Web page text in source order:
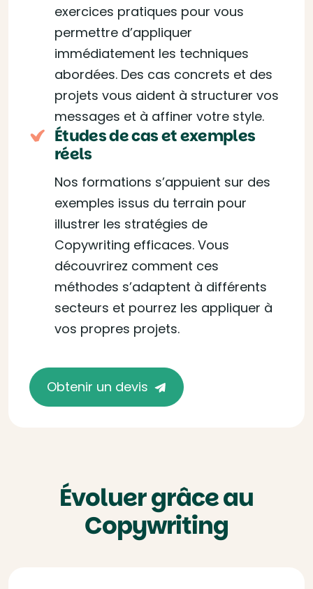
exercices pratiques pour vous
permettre d’appliquer
immédiatement les techniques
abordées. Des cas concrets et des
projets vous aident à structurer vos
messages et à affiner votre style.
Études de cas et exemples
réels
Nos formations s’appuient sur des
exemples issus du terrain pour
illustrer les stratégies de
Copywriting efficaces. Vous
découvrirez comment ces
méthodes s’adaptent à différents
secteurs et pourrez les appliquer à
vos propres projets.
Obtenir un devis
Évoluer grâce au
Copywriting